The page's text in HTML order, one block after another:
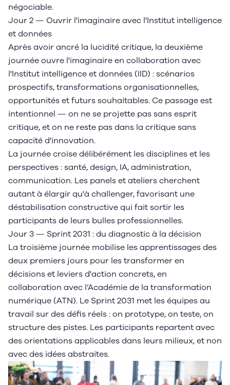
négociable.
Jour 2 — Ouvrir l'imaginaire avec l'Institut intelligence
et données
Après avoir ancré la lucidité critique, la deuxième
journée ouvre l'imaginaire en collaboration avec
l'Institut intelligence et données (IID) : scénarios
prospectifs, transformations organisationnelles,
opportunités et futurs souhaitables. Ce passage est
intentionnel — on ne se projette pas sans esprit
critique, et on ne reste pas dans la critique sans
capacité d'innovation.
La journée croise délibérément les disciplines et les
perspectives : santé, design, IA, administration,
communication. Les panels et ateliers cherchent
autant à élargir qu'à challenger, favorisant une
déstabilisation constructive qui fait sortir les
participants de leurs bulles professionnelles.
Jour 3 — Sprint 2031 : du diagnostic à la décision
La troisième journée mobilise les apprentissages des
deux premiers jours pour les transformer en
décisions et leviers d'action concrets, en
collaboration avec l’Académie de la transformation
numérique (ATN). Le Sprint 2031 met les équipes au
travail sur des défis réels : on prototype, on teste, on
structure des pistes. Les participants repartent avec
des orientations applicables dans leurs milieux, et non
avec des idées abstraites.